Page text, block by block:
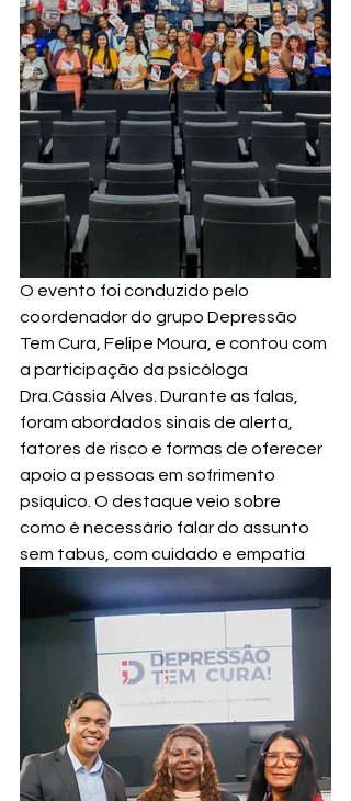
O evento foi conduzido pelo
coordenador do grupo Depressão
Tem Cura, Felipe Moura, e contou com
a participação da psicóloga
Dra.Cássia Alves. Durante as falas,
foram abordados sinais de alerta,
fatores de risco e formas de oferecer
apoio a pessoas em sofrimento
psíquico. O destaque veio sobre
como é necessário falar do assunto
sem tabus, com cuidado e empatia